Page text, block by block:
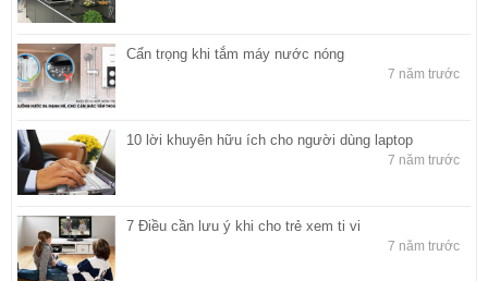
Cẩn trọng khi tắm máy nước nóng
7 năm trước
10 lời khuyên hữu ích cho người dùng laptop
7 năm trước
7 Điều cần lưu ý khi cho trẻ xem ti vi
7 năm trước